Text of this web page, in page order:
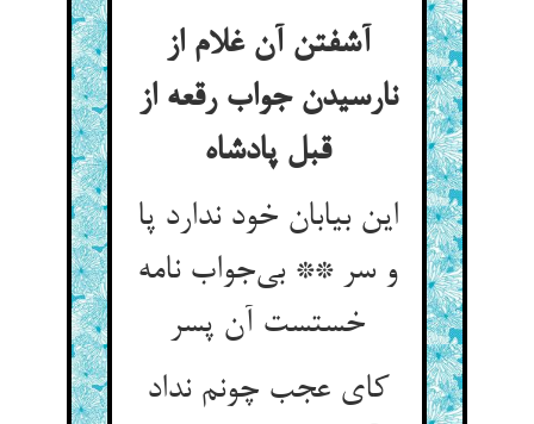
آشفتن آن غلام از
نارسیدن جواب رقعه از
قبل پادشاه
این بیابان خود ندارد پا
و سر ** بی‌جواب نامه
خستست آن پسر
کای عجب چونم نداد